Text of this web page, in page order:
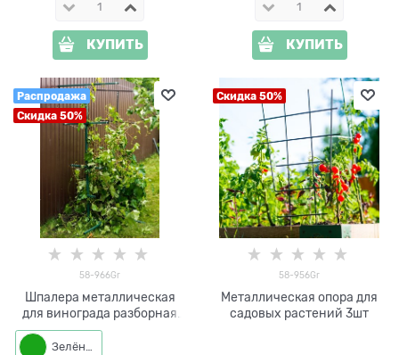
КУПИТЬ КУПИТЬ
Распродажа
Скидка 50%
58-966Gr
Шпалера металлическая
для винограда разборная
58-966Gr
Зелёный
Скидка 50%
58-956Gr
Металлическая опора для
садовых растений 3шт